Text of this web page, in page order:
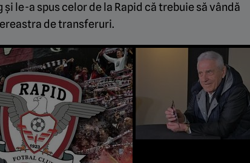
le-a spus celor de la Rapid că trebuie să vândă
de transferuri.